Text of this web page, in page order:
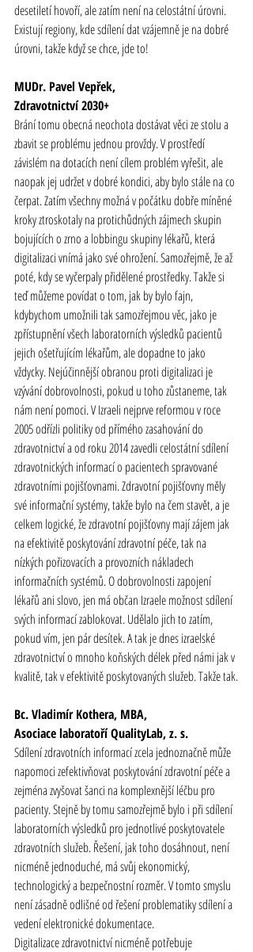
desetiletí hovoří, ale zatím není na celostátní úrovni.
Existují regiony, kde sdílení dat vzájemně je na dobré
úrovni, takže když se chce, jde to!
MUDr. Pavel Vepřek,
Zdravotnictví 2030+
Brání tomu obecná neochota dostávat věci ze stolu a
zbavit se problému jednou provždy. V prostředí
závislém na dotacích není cílem problém vyřešit, ale
naopak jej udržet v dobré kondici, aby bylo stále na co
čerpat. Zatím všechny možná v počátku dobře míněné
kroky ztroskotaly na protichůdných zájmech skupin
bojujících o zrno a lobbingu skupiny lékařů, která
digitalizaci vnímá jako své ohrožení. Samozřejmě, že až
poté, kdy se vyčerpaly přidělené prostředky. Takže si
teď můžeme povídat o tom, jak by bylo fajn,
kdybychom umožnili tak samozřejmou věc, jako je
zpřístupnění všech laboratorních výsledků pacientů
jejich ošetřujícím lékařům, ale dopadne to jako
vždycky. Nejúčinnější obranou proti digitalizaci je
vzývání dobrovolnosti, pokud u toho zůstaneme, tak
nám není pomoci. V Izraeli nejprve reformou v roce
2005 odřízli politiky od přímého zasahování do
zdravotnictví a od roku 2014 zavedli celostátní sdílení
zdravotnických informací o pacientech spravované
zdravotními pojišťovnami. Zdravotní pojišťovny měly
své informační systémy, takže bylo na čem stavět, a je
celkem logické, že zdravotní pojišťovny mají zájem jak
na efektivitě poskytování zdravotní péče, tak na
nízkých pořizovacích a provozních nákladech
informačních systémů. O dobrovolnosti zapojení
lékařů ani slovo, jen má občan Izraele možnost sdílení
svých informací zablokovat. Udělalo jich to zatím,
pokud vím, jen pár desítek. A tak je dnes izraelské
zdravotnictví o mnoho koňských délek před námi jak v
kvalitě, tak v efektivitě poskytovaných služeb. Takže tak.
Bc. Vladimír Kothera, MBA,
Asociace laboratoří QualityLab, z. s.
Sdílení zdravotních informací zcela jednoznačně může
napomoci zefektivňovat poskytování zdravotní péče a
zejména zvyšovat šanci na komplexnější léčbu pro
pacienty. Stejně by tomu samozřejmě bylo i při sdílení
laboratorních výsledků pro jednotlivé poskytovatele
zdravotních služeb. Řešení, jak toho dosáhnout, není
nicméně jednoduché, má svůj ekonomický,
technologický a bezpečnostní rozměr. V tomto smyslu
není zásadně odlišné od řešení problematiky sdílení a
vedení elektronické dokumentace.
Digitalizace zdravotnictví nicméně potřebuje